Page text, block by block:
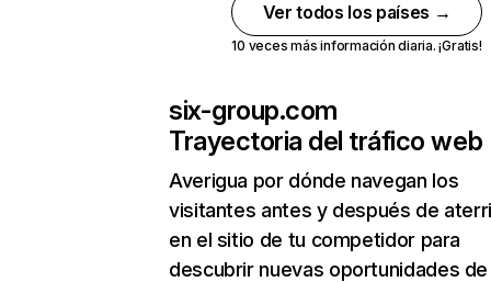
Ver todos los países →
10 veces más información diaria. ¡Gratis!
six-group.com
Trayectoria del tráfico web
Averigua por dónde navegan los
visitantes antes y después de
en el sitio de tu competidor para
descubrir nuevas oportunidades de